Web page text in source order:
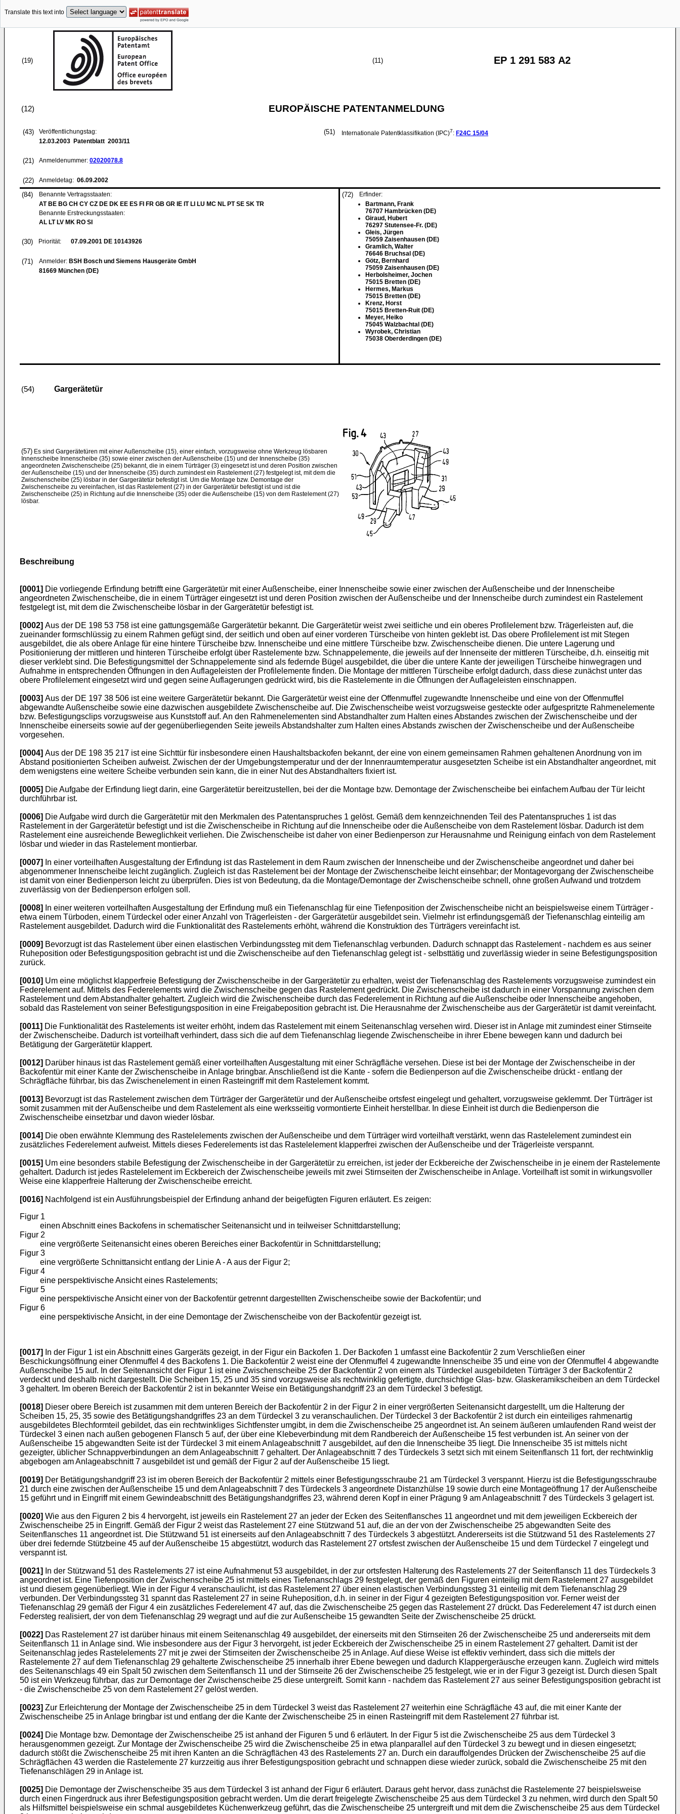
Translate this text into
(19) (11) EP 1 291 583 A2
(12) EUROPÄISCHE PATENTANMELDUNG
(43)
Veröffentlichungstag:
12.03.2003 Patentblatt 2003/11
(21) Anmeldenummer: 02020078.8
(22) Anmeldetag: 06.09.2002
(51) Internationale Patentklassifikation (IPC)7: F24C 15/04
(84)
Benannte Vertragsstaaten:
AT BE BG CH CY CZ DE DK EE ES FI FR GB GR IE IT LI LU MC NL PT SE SK TR
Benannte Erstreckungsstaaten:
AL LT LV MK RO SI
(30) Priorität: 07.09.2001 DE 10143926
(71) Anmelder: BSH Bosch und Siemens Hausgeräte GmbH
81669 München (DE)
(72)
Erfinder:
Bartmann, Frank
76707 Hambrücken (DE)
Giraud, Hubert
76297 Stutensee-Fr. (DE)
Gleis, Jürgen
75059 Zaisenhausen (DE)
Gramlich, Walter
76646 Bruchsal (DE)
Götz, Bernhard
75059 Zaisenhausen (DE)
Herbolsheimer, Jochen
75015 Bretten (DE)
Hermes, Markus
75015 Bretten (DE)
Krenz, Horst
75015 Bretten-Ruit (DE)
Meyer, Heiko
75045 Walzbachtal (DE)
Wyrobek, Christian
75038 Oberderdingen (DE)
(54) Gargerätetür
(57) Es sind Gargerätetüren mit einer Außenscheibe (15), einer einfach, vorzugsweise ohne Werkzeug lösbaren
Innenscheibe Innenscheibe (35) sowie einer zwischen der Außenscheibe (15) und der Innenscheibe (35)
angeordneten Zwischenscheibe (25) bekannt, die in einem Türträger (3) eingesetzt ist und deren Position zwischen
der Außenscheibe (15) und der Innenscheibe (35) durch zumindest ein Rastelement (27) festgelegt ist, mit dem die
Zwischenscheibe (25) lösbar in der Gargerätetür befestigt ist. Um die Montage bzw. Demontage der
Zwischenscheibe zu vereinfachen, ist das Rastelement (27) in der Gargerätetür befestigt ist und ist die
Zwischenscheibe (25) in Richtung auf die Innenscheibe (35) oder die Außenscheibe (15) von dem Rastelement (27)
lösbar.
Beschreibung
[0001] Die vorliegende Erfindung betrifft eine Gargerätetür mit einer Außenscheibe, einer Innenscheibe sowie einer zwischen der Außenscheibe und der Innenscheibe
angeordneten Zwischenscheibe, die in einem Türträger eingesetzt ist und deren Position zwischen der Außenscheibe und der Innenscheibe durch zumindest ein Rastelement
festgelegt ist, mit dem die Zwischenscheibe lösbar in der Gargerätetür befestigt ist.
[0002] Aus der DE 198 53 758 ist eine gattungsgemäße Gargerätetür bekannt. Die Gargerätetür weist zwei seitliche und ein oberes Profilelement bzw. Trägerleisten auf, die
zueinander formschlüssig zu einem Rahmen gefügt sind, der seitlich und oben auf einer vorderen Türscheibe von hinten geklebt ist. Das obere Profilelement ist mit Stegen
ausgebildet, die als obere Anlage für eine hintere Türscheibe bzw. Innenscheibe und eine mittlere Türscheibe bzw. Zwischenscheibe dienen. Die untere Lagerung und
Positionierung der mittleren und hinteren Türscheibe erfolgt über Rastelemente bzw. Schnappelemente, die jeweils auf der Innenseite der mittleren Türscheibe, d.h. einseitig mit
dieser verklebt sind. Die Befestigungsmittel der Schnappelemente sind als federnde Bügel ausgebildet, die über die untere Kante der jeweiligen Türscheibe hinwegragen und
Aufnahme in entsprechenden Öffnungen in den Auflageleisten der Profilelemente finden. Die Montage der mittleren Türscheibe erfolgt dadurch, dass diese zunächst unter das
obere Profilelement eingesetzt wird und gegen seine Auflagerungen gedrückt wird, bis die Rastelemente in die Öffnungen der Auflageleisten einschnappen.
[0003] Aus der DE 197 38 506 ist eine weitere Gargerätetür bekannt. Die Gargerätetür weist eine der Offenmuffel zugewandte Innenscheibe und eine von der Offenmuffel
abgewandte Außenscheibe sowie eine dazwischen ausgebildete Zwischenscheibe auf. Die Zwischenscheibe weist vorzugsweise gesteckte oder aufgespritzte Rahmenelemente
bzw. Befestigungsclips vorzugsweise aus Kunststoff auf. An den Rahmenelementen sind Abstandhalter zum Halten eines Abstandes zwischen der Zwischenscheibe und der
Innenscheibe einerseits sowie auf der gegenüberliegenden Seite jeweils Abstandshalter zum Halten eines Abstands zwischen der Zwischenscheibe und der Außenscheibe
vorgesehen.
[0004] Aus der DE 198 35 217 ist eine Sichttür für insbesondere einen Haushaltsbackofen bekannt, der eine von einem gemeinsamen Rahmen gehaltenen Anordnung von im
Abstand positionierten Scheiben aufweist. Zwischen der der Umgebungstemperatur und der der Innenraumtemperatur ausgesetzten Scheibe ist ein Abstandhalter angeordnet, mit
dem wenigstens eine weitere Scheibe verbunden sein kann, die in einer Nut des Abstandhalters fixiert ist.
[0005] Die Aufgabe der Erfindung liegt darin, eine Gargerätetür bereitzustellen, bei der die Montage bzw. Demontage der Zwischenscheibe bei einfachem Aufbau der Tür leicht
durchführbar ist.
[0006] Die Aufgabe wird durch die Gargerätetür mit den Merkmalen des Patentanspruches 1 gelöst. Gemäß dem kennzeichnenden Teil des Patentanspruches 1 ist das
Rastelement in der Gargerätetür befestigt und ist die Zwischenscheibe in Richtung auf die Innenscheibe oder die Außenscheibe von dem Rastelement lösbar. Dadurch ist dem
Rastelement eine ausreichende Beweglichkeit verliehen. Die Zwischenscheibe ist daher von einer Bedienperson zur Herausnahme und Reinigung einfach von dem Rastelement
lösbar und wieder in das Rastelement montierbar.
[0007]
In einer vorteilhaften Ausgestaltung der Erfindung ist das Rastelement in dem Raum zwischen der Innenscheibe und der Zwischenscheibe angeordnet und daher bei
abgenommener Innenscheibe leicht zugänglich. Zugleich ist das Rastelement bei der Montage der Zwischenscheibe leicht einsehbar; der Montagevorgang der Zwischenscheibe
ist damit von einer Bedienperson leicht zu überprüfen. Dies ist von Bedeutung, da die Montage/Demontage der Zwischenscheibe schnell, ohne großen Aufwand und trotzdem
zuverlässig von der Bedienperson erfolgen soll.
[0008]
In einer weiteren vorteilhaften Ausgestaltung der Erfindung muß ein Tiefenanschlag für eine Tiefenposition der Zwischenscheibe nicht an beispielsweise einem Türträger -
etwa einem Türboden, einem Türdeckel oder einer Anzahl von Trägerleisten - der Gargerätetür ausgebildet sein. Vielmehr ist erfindungsgemäß der Tiefenanschlag einteilig am
Rastelement ausgebildet. Dadurch wird die Funktionalität des Rastelements erhöht, während die Konstruktion des Türträgers vereinfacht ist.
[0009] Bevorzugt ist das Rastelement über einen elastischen Verbindungssteg mit dem Tiefenanschlag verbunden. Dadurch schnappt das Rastelement - nachdem es aus seiner
Ruheposition oder Befestigungsposition gebracht ist und die Zwischenscheibe auf den Tiefenanschlag gelegt ist - selbsttätig und zuverlässig wieder in seine Befestigungsposition
zurück.
[0010] Um eine möglichst klapperfreie Befestigung der Zwischenscheibe in der Gargerätetür zu erhalten, weist der Tiefenanschlag des Rastelements vorzugsweise zumindest ein
Federelement auf. Mittels des Federelements wird die Zwischenscheibe gegen das Rastelement gedrückt. Die Zwischenscheibe ist dadurch in einer Vorspannung zwischen dem
Rastelement und dem Abstandhalter gehaltert. Zugleich wird die Zwischenscheibe durch das Federelement in Richtung auf die Außenscheibe oder Innenscheibe angehoben,
sobald das Rastelement von seiner Befestigungsposition in eine Freigabeposition gebracht ist. Die Herausnahme der Zwischenscheibe aus der Gargerätetür ist damit vereinfacht.
[0011] Die Funktionalität des Rastelements ist weiter erhöht, indem das Rastelement mit einem Seitenanschlag versehen wird. Dieser ist in Anlage mit zumindest einer Stirnseite
der Zwischenscheibe. Dadurch ist vorteilhaft verhindert, dass sich die auf dem Tiefenanschlag liegende Zwischenscheibe in ihrer Ebene bewegen kann und dadurch bei
Betätigung der Gargerätetür klappert.
[0012] Darüber hinaus ist das Rastelement gemäß einer vorteilhaften Ausgestaltung mit einer Schrägfläche versehen. Diese ist bei der Montage der Zwischenscheibe in der
Backofentür mit einer Kante der Zwischenscheibe in Anlage bringbar. Anschließend ist die Kante - sofern die Bedienperson auf die Zwischenscheibe drückt - entlang der
Schrägfläche führbar, bis das Zwischenelement in einen Rasteingriff mit dem Rastelement kommt.
[0013] Bevorzugt ist das Rastelement zwischen dem Türträger der Gargerätetür und der Außenscheibe ortsfest eingelegt und gehaltert, vorzugsweise geklemmt. Der Türträger ist
somit zusammen mit der Außenscheibe und dem Rastelement als eine werksseitig vormontierte Einheit herstellbar. In diese Einheit ist durch die Bedienperson die
Zwischenscheibe einsetzbar und davon wieder lösbar.
[0014] Die oben erwähnte Klemmung des Rastelelements zwischen der Außenscheibe und dem Türträger wird vorteilhaft verstärkt, wenn das Rastelelement zumindest ein
zusätzliches Federelement aufweist. Mittels dieses Federelements ist das Rastelelement klapperfrei zwischen der Außenscheibe und der Trägerleiste verspannt.
[0015] Um eine besonders stabile Befestigung der Zwischenscheibe in der Gargerätetür zu erreichen, ist jeder der Eckbereiche der Zwischenscheibe in je einem der Rastelemente
gehaltert. Dadurch ist jedes Rastelelement im Eckbereich der Zwischenscheibe jeweils mit zwei Stirnseiten der Zwischenscheibe in Anlage. Vorteilhaft ist somit in wirkungsvoller
Weise eine klapperfreie Halterung der Zwischenscheibe erreicht.
[0016] Nachfolgend ist ein Ausführungsbeispiel der Erfindung anhand der beigefügten Figuren erläutert. Es zeigen:
Figur 1
einen Abschnitt eines Backofens in schematischer Seitenansicht und in teilweiser Schnittdarstellung;
Figur 2
eine vergrößerte Seitenansicht eines oberen Bereiches einer Backofentür in Schnittdarstellung;
Figur 3
eine vergrößerte Schnittansicht entlang der Linie A - A aus der Figur 2;
Figur 4
eine perspektivische Ansicht eines Rastelements;
Figur 5
eine perspektivische Ansicht einer von der Backofentür getrennt dargestellten Zwischenscheibe sowie der Backofentür; und
Figur 6
eine perspektivische Ansicht, in der eine Demontage der Zwischenscheibe von der Backofentür gezeigt ist.
[0017]
In der Figur 1 ist ein Abschnitt eines Gargeräts gezeigt, in der Figur ein Backofen 1. Der Backofen 1 umfasst eine Backofentür 2 zum Verschließen einer
Beschickungsöffnung einer Ofenmuffel 4 des Backofens 1. Die Backofentür 2 weist eine der Ofenmuffel 4 zugewandte Innenscheibe 35 und eine von der Ofenmuffel 4 abgewandte
Außenscheibe 15 auf. In der Seitenansicht der Figur 1 ist eine Zwischenscheibe 25 der Backofentür 2 von einem als Türdeckel ausgebildeten Türträger 3 der Backofentür 2
verdeckt und deshalb nicht dargestellt. Die Scheiben 15, 25 und 35 sind vorzugsweise als rechtwinklig gefertigte, durchsichtige Glas- bzw. Glaskeramikscheiben an dem Türdeckel
3 gehaltert. Im oberen Bereich der Backofentür 2 ist in bekannter Weise ein Betätigungshandgriff 23 an dem Türdeckel 3 befestigt.
[0018] Dieser obere Bereich ist zusammen mit dem unteren Bereich der Backofentür 2 in der Figur 2 in einer vergrößerten Seitenansicht dargestellt, um die Halterung der
Scheiben 15, 25, 35 sowie des Betätigungshandgriffes 23 an dem Türdeckel 3 zu veranschaulichen. Der Türdeckel 3 der Backofentür 2 ist durch ein einteiliges rahmenartig
ausgebildetes Blechformteil gebildet, das ein rechtwinkliges Sichtfenster umgibt, in dem die Zwischenscheibe 25 angeordnet ist. An seinem äußeren umlaufenden Rand weist der
Türdeckel 3 einen nach außen gebogenen Flansch 5 auf, der über eine Klebeverbindung mit dem Randbereich der Außenscheibe 15 fest verbunden ist. An seiner von der
Außenscheibe 15 abgewandten Seite ist der Türdeckel 3 mit einem Anlageabschnitt 7 ausgebildet, auf den die Innenscheibe 35 liegt. Die Innenscheibe 35 ist mittels nicht
gezeigter, üblicher Schnappverbindungen an dem Anlageabschnitt 7 gehaltert. Der Anlageabschnitt 7 des Türdeckels 3 setzt sich mit einem Seitenflansch 11 fort, der rechtwinklig
abgebogen am Anlageabschnitt 7 ausgebildet ist und gemäß der Figur 2 auf der Außenscheibe 15 liegt.
[0019] Der Betätigungshandgriff 23 ist im oberen Bereich der Backofentür 2 mittels einer Befestigungsschraube 21 am Türdeckel 3 verspannt. Hierzu ist die Befestigungsschraube
21 durch eine zwischen der Außenscheibe 15 und dem Anlageabschnitt 7 des Türdeckels 3 angeordnete Distanzhülse 19 sowie durch eine Montageöffnung 17 der Außenscheibe
15 geführt und in Eingriff mit einem Gewindeabschnitt des Betätigungshandgriffes 23, während deren Kopf in einer Prägung 9 am Anlageabschnitt 7 des Türdeckels 3 gelagert ist.
[0020] Wie aus den Figuren 2 bis 4 hervorgeht, ist jeweils ein Rastelement 27 an jeder der Ecken des Seitenflansches 11 angeordnet und mit dem jeweiligen Eckbereich der
Zwischenscheibe 25 in Eingriff. Gemäß der Figur 2 weist das Rastelement 27 eine Stützwand 51 auf, die an der von der Zwischenscheibe 25 abgewandten Seite des
Seitenflansches 11 angeordnet ist. Die Stützwand 51 ist einerseits auf den Anlageabschnitt 7 des Türdeckels 3 abgestützt. Andererseits ist die Stützwand 51 des Rastelements 27
über drei federnde Stützbeine 45 auf der Außenscheibe 15 abgestützt, wodurch das Rastelement 27 ortsfest zwischen der Außenscheibe 15 und dem Türdeckel 7 eingelegt und
verspannt ist.
[0021]
In der Stützwand 51 des Rastelements 27 ist eine Aufnahmenut 53 ausgebildet, in der zur ortsfesten Halterung des Rastelements 27 der Seitenflansch 11 des Türdeckels 3
angeordnet ist. Eine Tiefenposition der Zwischenscheibe 25 ist mittels eines Tiefenanschlags 29 festgelegt, der gemäß den Figuren einteilig mit dem Rastelement 27 ausgebildet
ist und diesem gegenüberliegt. Wie in der Figur 4 veranschaulicht, ist das Rastelement 27 über einen elastischen Verbindungssteg 31 einteilig mit dem Tiefenanschlag 29
verbunden. Der Verbindungssteg 31 spannt das Rastelement 27 in seine Ruheposition, d.h. in seiner in der Figur 4 gezeigten Befestigungsposition vor. Ferner weist der
Tiefenanschlag 29 gemäß der Figur 4 ein zusätzliches Federelement 47 auf, das die Zwischenscheibe 25 gegen das Rastelement 27 drückt. Das Federelement 47 ist durch einen
Federsteg realisiert, der von dem Tiefenanschlag 29 wegragt und auf die zur Außenscheibe 15 gewandten Seite der Zwischenscheibe 25 drückt.
[0022] Das Rastelement 27 ist darüber hinaus mit einem Seitenanschlag 49 ausgebildet, der einerseits mit den Stirnseiten 26 der Zwischenscheibe 25 und andererseits mit dem
Seitenflansch 11 in Anlage sind. Wie insbesondere aus der Figur 3 hervorgeht, ist jeder Eckbereich der Zwischenscheibe 25 in einem Rastelement 27 gehaltert. Damit ist der
Seitenanschlag jedes Rastelelements 27 mit je zwei der Stirnseiten der Zwischenscheibe 25 in Anlage. Auf diese Weise ist effektiv verhindert, dass sich die mittels der
Rastelemente 27 auf dem Tiefenanschlag 29 gehalterte Zwischenscheibe 25 innerhalb ihrer Ebene bewegen und dadurch Klappergeräusche erzeugen kann. Zugleich wird mittels
des Seitenanschlags 49 ein Spalt 50 zwischen dem Seitenflansch 11 und der Stirnseite 26 der Zwischenscheibe 25 festgelegt, wie er in der Figur 3 gezeigt ist. Durch diesen Spalt
50 ist ein Werkzeug führbar, das zur Demontage der Zwischenscheibe 25 diese untergreift. Somit kann - nachdem das Rastelement 27 aus seiner Befestigungsposition gebracht ist
- die Zwischenscheibe 25 von dem Rastelement 27 gelöst werden.
[0023] Zur Erleichterung der Montage der Zwischenscheibe 25 in dem Türdeckel 3 weist das Rastelement 27 weiterhin eine Schrägfläche 43 auf, die mit einer Kante der
Zwischenscheibe 25 in Anlage bringbar ist und entlang der die Kante der Zwischenscheibe 25 in einen Rasteingriff mit dem Rastelement 27 führbar ist.
[0024] Die Montage bzw. Demontage der Zwischenscheibe 25 ist anhand der Figuren 5 und 6 erläutert. In der Figur 5 ist die Zwischenscheibe 25 aus dem Türdeckel 3
herausgenommen gezeigt. Zur Montage der Zwischenscheibe 25 wird die Zwischenscheibe 25 in etwa planparallel auf den Türdeckel 3 zu bewegt und in diesen eingesetzt;
dadurch stößt die Zwischenscheibe 25 mit ihren Kanten an die Schrägflächen 43 des Rastelements 27 an. Durch ein darauffolgendes Drücken der Zwischenscheibe 25 auf die
Schrägflächen 43 werden die Rastelemente 27 kurzzeitig aus ihrer Befestigungsposition gebracht und schnappen diese wieder zurück, sobald die Zwischenscheibe 25 mit den
Tiefenanschlägen 29 in Anlage ist.
[0025] Die Demontage der Zwischenscheibe 35 aus dem Türdeckel 3 ist anhand der Figur 6 erläutert. Daraus geht hervor, dass zunächst die Rastelemente 27 beispielsweise
durch einen Fingerdruck aus ihrer Befestigungsposition gebracht werden. Um die derart freigelegte Zwischenscheibe 25 aus dem Türdeckel 3 zu nehmen, wird durch den Spalt 50
als Hilfsmittel beispielsweise ein schmal ausgebildetes Küchenwerkzeug geführt, das die Zwischenscheibe 25 untergreift und mit dem die Zwischenscheibe 25 aus dem Türdeckel